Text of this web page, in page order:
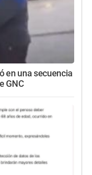
en una secuencia
GNC